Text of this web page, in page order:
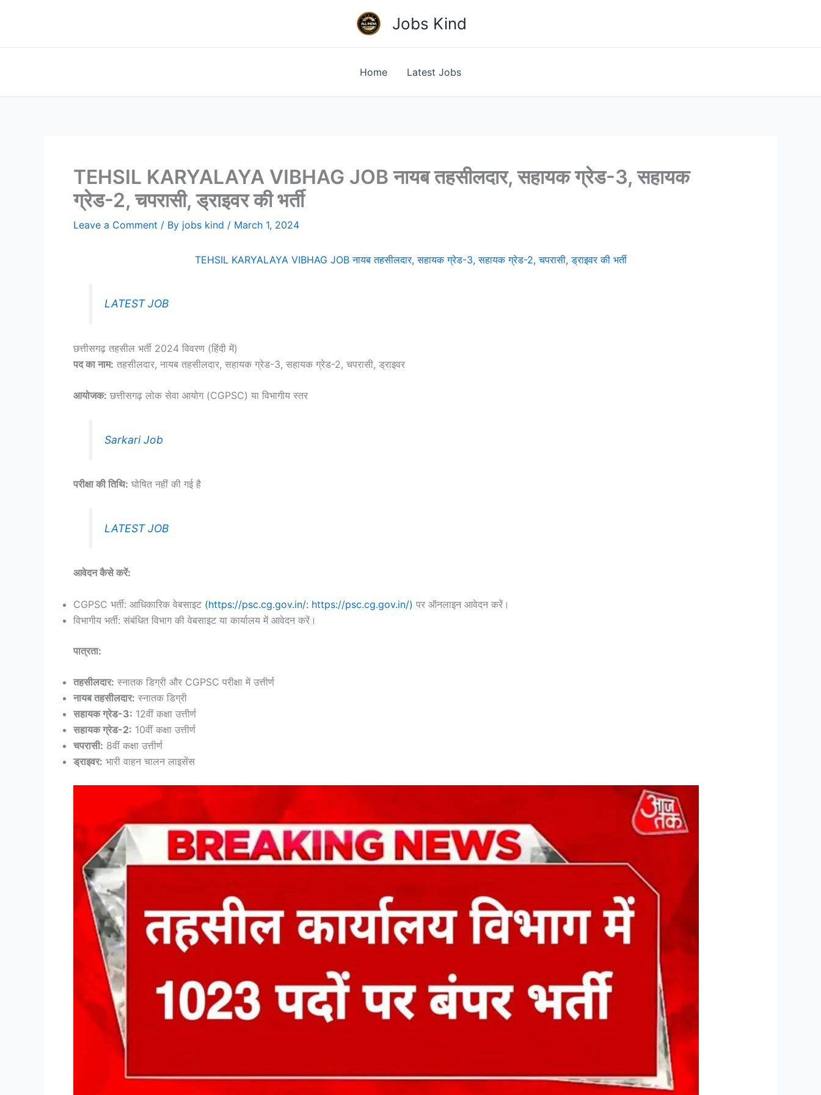
Jobs Kind
Home Latest Jobs
TEHSIL KARYALAYA VIBHAG JOB नायब तहसीलदार, सहायक ग्रेड-3, सहायक
ग्रेड-2, चपरासी, ड्राइवर की भर्ती
Leave a Comment / By jobs kind / March 1, 2024
TEHSIL KARYALAYA VIBHAG JOB नायब तहसीलदार, सहायक ग्रेड-3, सहायक ग्रेड-2, चपरासी, ड्राइवर की भर्ती
LATEST JOB
छत्तीसगढ़ तहसील भर्ती 2024 विवरण (हिंदी में)
पद का नाम: तहसीलदार, नायब तहसीलदार, सहायक ग्रेड-3, सहायक ग्रेड-2, चपरासी, ड्राइवर
आयोजक: छत्तीसगढ़ लोक सेवा आयोग (CGPSC) या विभागीय स्तर
Sarkari Job
परीक्षा की तिथि: घोषित नहीं की गई है
LATEST JOB
आवेदन कैसे करें:
CGPSC भर्ती: आधिकारिक वेबसाइट (https://psc.cg.gov.in/: https://psc.cg.gov.in/) पर ऑनलाइन आवेदन करें।
विभागीय भर्ती: संबंधित विभाग की वेबसाइट या कार्यालय में आवेदन करें।
पात्रता:
तहसीलदार: स्नातक डिग्री और CGPSC परीक्षा में उत्तीर्ण
नायब तहसीलदार: स्नातक डिग्री
सहायक ग्रेड-3: 12वीं कक्षा उत्तीर्ण
सहायक ग्रेड-2: 10वीं कक्षा उत्तीर्ण
चपरासी: 8वीं कक्षा उत्तीर्ण
ड्राइवर: भारी वाहन चालन लाइसेंस